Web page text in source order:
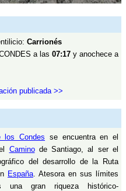
Carrionés
a las 07:17 y anochece a
publicada >>
los Condes se encuentra en el
Caminode Santiago, al ser el
del desarrollo de la Ruta
España. Atesora en sus límites
una gran riqueza histórico-